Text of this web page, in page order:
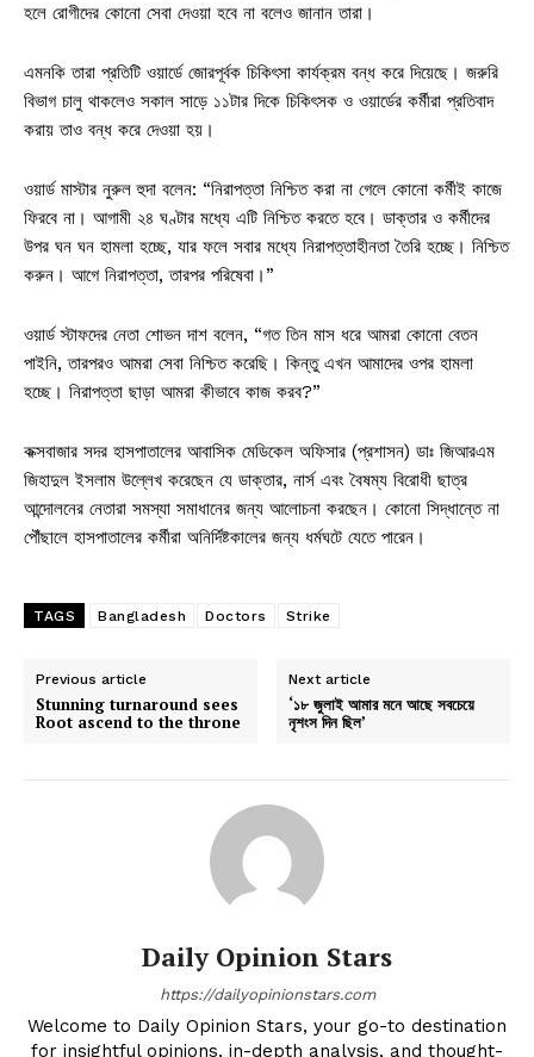
হলে রোগীদের কোনো সেবা দেওয়া হবে না বলেও জানান তারা।
এমনকি তারা প্রতিটি ওয়ার্ডে জোরপূর্বক চিকিৎসা কার্যক্রম বন্ধ করে দিয়েছে। জরুরি
বিভাগ চালু থাকলেও সকাল সাড়ে ১১টার দিকে চিকিৎসক ও ওয়ার্ডের কর্মীরা প্রতিবাদ
করায় তাও বন্ধ করে দেওয়া হয়।
ওয়ার্ড মাস্টার নুরুল হুদা বলেন: “নিরাপত্তা নিশ্চিত করা না গেলে কোনো কর্মীই কাজে
ফিরবে না। আগামী ২৪ ঘণ্টার মধ্যে এটি নিশ্চিত করতে হবে। ডাক্তার ও কর্মীদের
উপর ঘন ঘন হামলা হচ্ছে, যার ফলে সবার মধ্যে নিরাপত্তাহীনতা তৈরি হচ্ছে। নিশ্চিত
করুন। আগে নিরাপত্তা, তারপর পরিষেবা।”
ওয়ার্ড স্টাফদের নেতা শোভন দাশ বলেন, “গত তিন মাস ধরে আমরা কোনো বেতন
পাইনি, তারপরও আমরা সেবা নিশ্চিত করেছি। কিন্তু এখন আমাদের ওপর হামলা
হচ্ছে। নিরাপত্তা ছাড়া আমরা কীভাবে কাজ করব?”
কক্সবাজার সদর হাসপাতালের আবাসিক মেডিকেল অফিসার (প্রশাসন) ডাঃ জিআরএম
জিহাদুল ইসলাম উল্লেখ করেছেন যে ডাক্তার, নার্স এবং বৈষম্য বিরোধী ছাত্র
আন্দোলনের নেতারা সমস্যা সমাধানের জন্য আলোচনা করছেন। কোনো সিদ্ধান্তে না
পৌঁছালে হাসপাতালের কর্মীরা অনির্দিষ্টকালের জন্য ধর্মঘটে যেতে পারেন।
TAGS Bangladesh Doctors Strike
Previous article
Stunning turnaround sees
Root ascend to the throne
Next article
‘১৮ জুলাই আমার মনে আছে সবচেয়ে
নৃশংস দিন ছিল’
Daily Opinion Stars
https://dailyopinionstars.com
Welcome to Daily Opinion Stars, your go-to destination
for insightful opinions, in-depth analysis, and thought-